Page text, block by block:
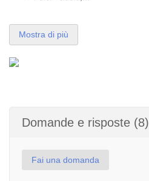
Mostra di più
Domande e risposte (8)
Fai una domanda